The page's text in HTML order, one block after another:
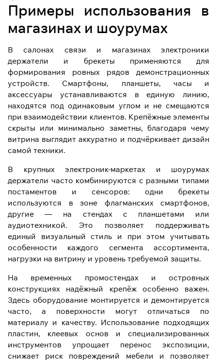
Примеры использования в
магазинах и шоурумах
В салонах связи и магазинах электроники
держатели и брекеты применяются для
формирования ровных рядов демонстрационных
устройств. Смартфоны, планшеты, часы и
аксессуары устанавливаются в единую линию,
находятся под одинаковым углом и не смещаются
при взаимодействии клиентов. Крепёжные элементы
скрыты или минимально заметны, благодаря чему
витрина выглядит аккуратно и подчёркивает дизайн
самой техники.
В крупных электроник-маркетах и шоурумах
держатели часто комбинируются с разными типами
постаментов и сенсоров: одни брекеты
используются в зоне флагманских смартфонов,
другие — на стендах с планшетами или
аудиотехникой. Это позволяет поддерживать
единый визуальный стиль и при этом учитывать
особенности каждого сегмента ассортимента,
нагрузки на витрину и уровень требуемой защиты.
На временных промостендах и островных
конструкциях надёжный крепёж особенно важен.
Здесь оборудование монтируется и демонтируется
часто, а поверхности могут отличаться по
материалу и качеству. Использование подходящих
пластин, клеевых основ и специализированных
инструментов упрощает перенос экспозиции,
снижает риск повреждений мебели и позволяет